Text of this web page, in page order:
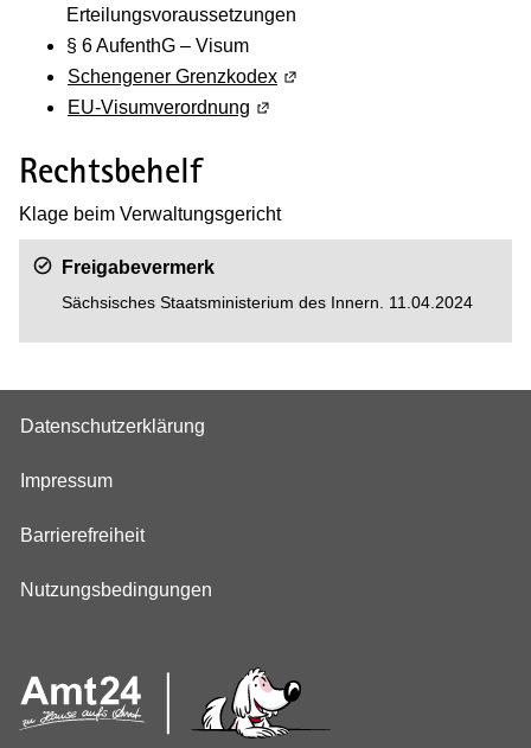
Erteilungsvoraussetzungen
§ 6 AufenthG – Visum
Schengener Grenzkodex (Wird in einem neuen
EU-Visumverordnung (Wird in einem neuen Fenster
Rechtsbehelf
Klage beim Verwaltungsgericht
Freigabevermerk
Sächsisches Staatsministerium des Innern. 11.04.2024
Datenschutzerklärung
Impressum
Barrierefreiheit
Nutzungsbedingungen